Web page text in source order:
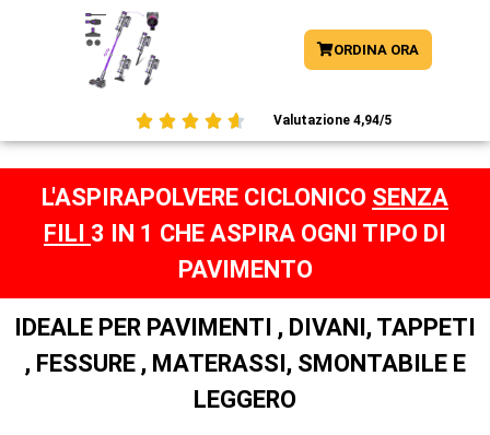
ORDINA ORA
     Valutazione 4,94/5
L'ASPIRAPOLVERE CICLONICO SENZA
FILI 3 IN 1 CHE ASPIRA OGNI TIPO DI
PAVIMENTO
IDEALE PER PAVIMENTI , DIVANI, TAPPETI
, FESSURE , MATERASSI, SMONTABILE E
LEGGERO